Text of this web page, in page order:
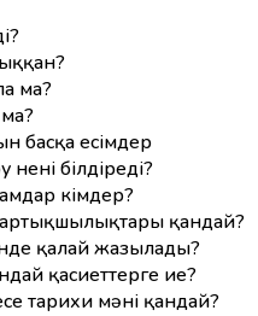
ма?
басқа есімдер
нені білдіреді?
кімдер?
артықшылықтары қандай?
қалай жазылады?
қасиеттерге ие?
тарихи мәні қандай?